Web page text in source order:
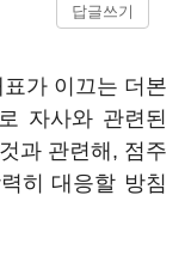
답글쓰기
가 이끄는 더본
자사와 관련된
과 관련해, 점주
히 대응할 방침